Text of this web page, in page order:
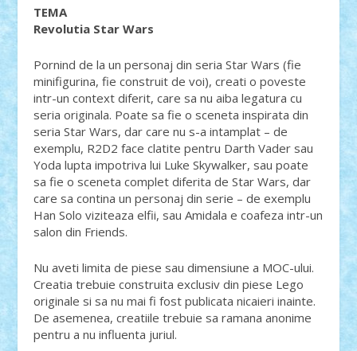
TEMA
Revolutia Star Wars
Pornind de la un personaj din seria Star Wars (fie
minifigurina, fie construit de voi), creati o poveste
intr-un context diferit, care sa nu aiba legatura cu
seria originala. Poate sa fie o sceneta inspirata din
seria Star Wars, dar care nu s-a intamplat – de
exemplu, R2D2 face clatite pentru Darth Vader sau
Yoda lupta impotriva lui Luke Skywalker, sau poate
sa fie o sceneta complet diferita de Star Wars, dar
care sa contina un personaj din serie – de exemplu
Han Solo viziteaza elfii, sau Amidala e coafeza intr-un
salon din Friends.
Nu aveti limita de piese sau dimensiune a MOC-ului.
Creatia trebuie construita exclusiv din piese Lego
originale si sa nu mai fi fost publicata nicaieri inainte.
De asemenea, creatiile trebuie sa ramana anonime
pentru a nu influenta juriul.